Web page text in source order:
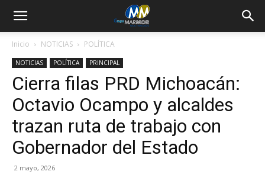
Inicio NOTICIAS POLÍTICA
NOTICIAS POLÍTICA PRINCIPAL
Cierra filas PRD Michoacán:
Octavio Ocampo y alcaldes
trazan ruta de trabajo con
Gobernador del Estado
2 mayo, 2026